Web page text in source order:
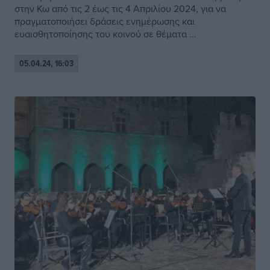
στην Κω από τις 2 έως τις 4 Απριλίου 2024, για να
πραγματοποιήσει δράσεις ενημέρωσης και
ευαισθητοποίησης του κοινού σε θέματα ...
05.04.24, 16:03